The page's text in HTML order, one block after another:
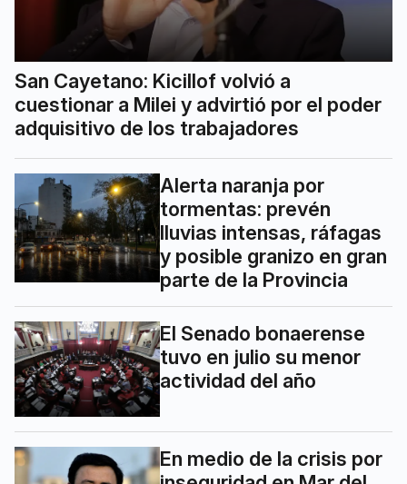
San Cayetano: Kicillof volvió a
cuestionar a Milei y advirtió por el poder
adquisitivo de los trabajadores
Alerta naranja por
tormentas: prevén
lluvias intensas, ráfagas
y posible granizo en gran
parte de la Provincia
El Senado bonaerense
tuvo en julio su menor
actividad del año
En medio de la crisis por